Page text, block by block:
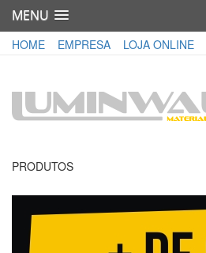
MENU
HOME EMPRESA LOJA ONLINE
PRODUTOS